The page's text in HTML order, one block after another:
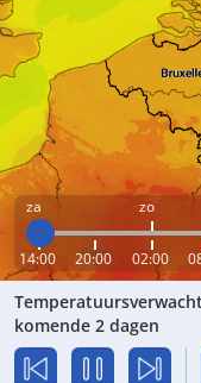
za zo
14:00 20:00 02:00
komende 2 dagen